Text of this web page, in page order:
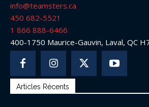
info@teamsters.ca
450 682-5521
1 866 888-6466
400-1750 Maurice-Gauvin, Laval, QC
Articles Récents